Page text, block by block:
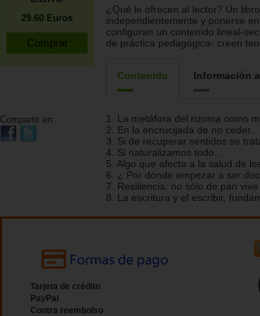
29.60 Euros
Compartir en:
¿Qué le ofrecen al lector? Un
independientemente y ponerse
configuran un contenido lineal-
de práctica pedagógica- creen
Contenido Información
1. La metáfora del rizoma como
2. En la encrucijada de no ceder...
3. Si de recuperar sentidos se
4. Si naturalizamos todo...
5. Algo que afecta a la salud de
6. ¿ Por dónde empezar a ser
7. Resiliencia: no sólo de pan
8. La escritura y el escribir,
Tarjeta de crédito
PayPal
Contra reembolso